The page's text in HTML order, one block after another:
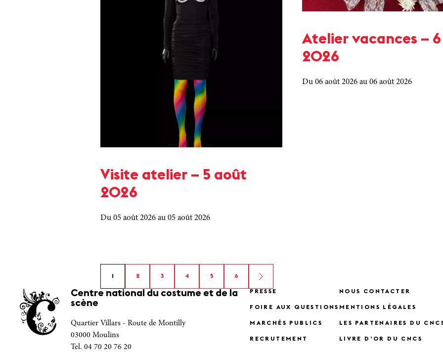
Visite atelier – 5 août
2026
Du 05 août 2026 au 05 août 2026
Atelier vacances –
2026
Du 06 août 2026 au 06 août 2026
1 2 3 4 5 6
Centre national du costume et de la
scène
Quartier Villars - Route de Montilly
03000 Moulins
Tel. 04 70 20 76 20
PRESSE
FOIRE AUX QUESTIONS
MARCHÉS PUBLICS
RECRUTEMENT
NOUS CONTACTER
MENTIONS LÉGALES
LES PARTENAIRES DU
LIVRE D’OR DU CNCS